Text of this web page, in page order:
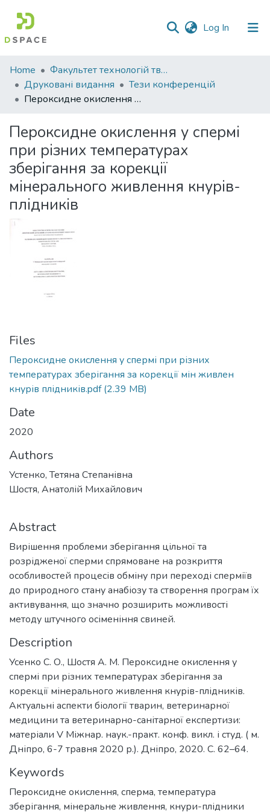
Log In (current)
Communities
&
Collections
Statistics
Home
Факультет технологій тваринництва та продовольства
Друковані видання
Тези конференцій
Пероксидне окислення у спермі при різних температурах зберігання за корекції мінерального живлення кнурів-плідників
Пероксидне окислення у спермі
при різних температурах
зберігання за корекції
мінерального живлення кнурів-
плідників
Files
Пероксидне окислення у спермі при різних
температурах зберігання за корекції мін живлен
кнурів плідників.pdf(2.39 MB)
Date
2020
Authors
Устенко, Тетяна Степанівна
Шостя, Анатолій Михайлович
Abstract
Вирішення проблеми зберігання цільної та
розрідженої сперми спрямоване на розкриття
особливостей процесів обміну при переході сперміїв
до природного стану анабіозу та створення програм їх
активування, що значно розширить можливості
методу штучного осіменіння свиней.
Description
Усенко С. О., Шостя А. М. Пероксидне окислення у
спермі при різних температурах зберігання за
корекції мінерального живлення кнурів-плідників.
Актуальні аспекти біології тварин, ветеринарної
медицини та ветеринарно-санітарної експертизи:
матеріали V Міжнар. наук.-практ. конф. викл. і студ. ( м.
Дніпро, 6-7 травня 2020 р.). Дніпро, 2020. С. 62–64.
Keywords
Пероксидне окислення, сперма, температура
зберігання, мінеральне живлення, кнури-плідники